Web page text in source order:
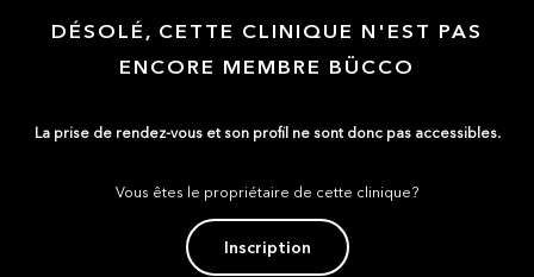
DÉSOLÉ, CETTE CLINIQUE N'EST PAS
ENCORE MEMBRE BÜCCO
La prise de rendez-vous et son profil ne sont donc pas accessibles.
Vous êtes le propriétaire de cette clinique?
Inscription